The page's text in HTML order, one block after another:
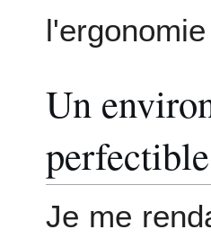
Un
perfectible
Je me